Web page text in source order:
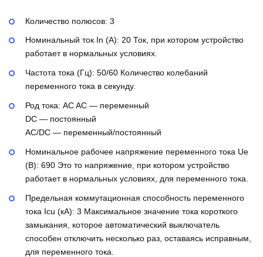
Количество полюсов: 3
Номинальный ток In (А): 20 Ток, при котором устройство
работает в нормальных условиях.
Частота тока (Гц): 50/60 Количество колебаний
переменного тока в секунду.
Род тока: ACAC — переменный
DC — постоянный
AC/DC — переменный/постоянный
Номинальное рабочее напряжение переменного тока Ue
(В): 690 Это то напряжение, при котором устройство
работает в нормальных условиях, для переменного тока.
Предельная коммутационная способность переменного
тока Icu (кА): 3 Максимальное значение тока короткого
замыкания, которое автоматический выключатель
способен отключить несколько раз, оставаясь исправным,
для переменного тока.